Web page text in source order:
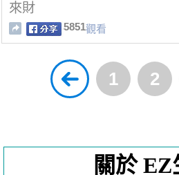
來財
5851觀看
1 2
關於 EZ